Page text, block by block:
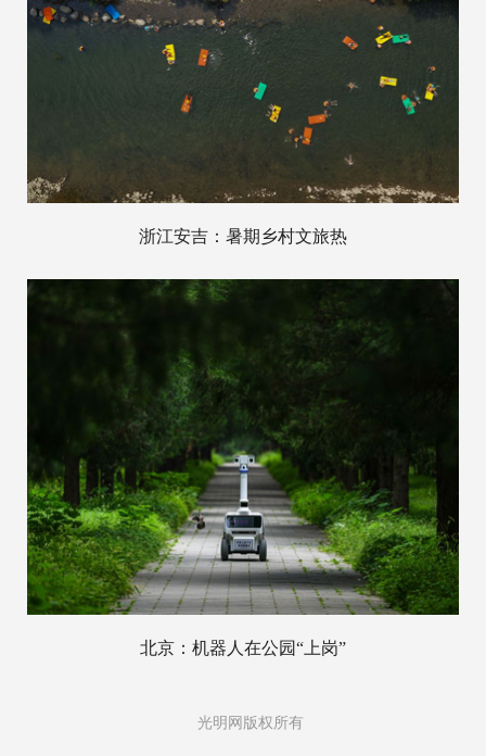
浙江安吉：暑期乡村文旅热
北京：机器人在公园“上岗”
光明网版权所有